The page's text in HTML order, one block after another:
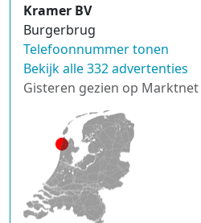
Kramer BV
Burgerbrug
Telefoonnummer tonen
Bekijk alle 332 advertenties
Gisteren gezien op Marktnet